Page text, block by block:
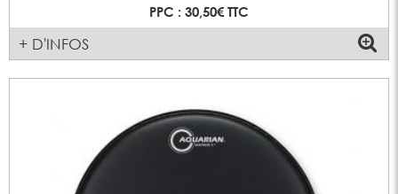
PPC : 30,50€ TTC
+ D'INFOS